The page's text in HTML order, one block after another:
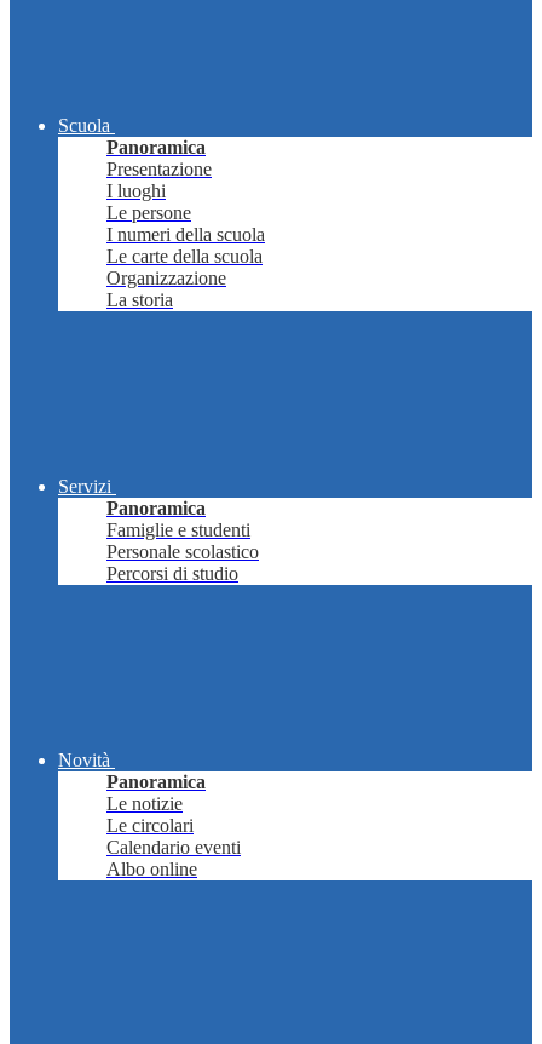
Scuola
Panoramica
Presentazione
I luoghi
Le persone
I numeri della scuola
Le carte della scuola
Organizzazione
La storia
Servizi
Panoramica
Famiglie e studenti
Personale scolastico
Percorsi di studio
Novità
Panoramica
Le notizie
Le circolari
Calendario eventi
Albo online